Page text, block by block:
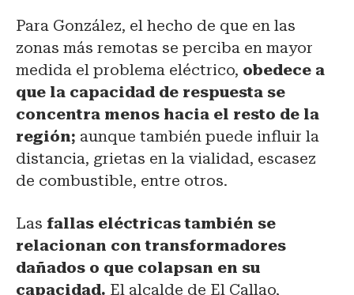
Para González, el hecho de que en las
zonas más remotas se perciba en mayor
medida el problema eléctrico, obedece a
que la capacidad de respuesta se
concentra menos hacia el resto de la
región; aunque también puede influir la
distancia, grietas en la vialidad, escasez
de combustible, entre otros.
Las fallas eléctricas también se
relacionan con transformadores
dañados o que colapsan en su
capacidad. El alcalde de El Callao,